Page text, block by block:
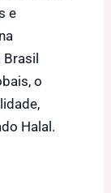
e
o
Halal.